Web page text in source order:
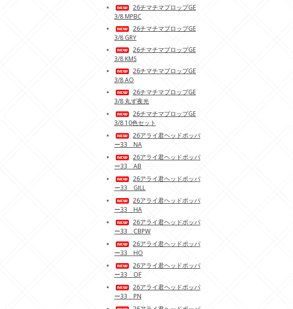
26チマチマプロップGE
3/8 MPBC
26チマチマプロップGE
3/8 GRY
26チマチマプロップGE
3/8 KMS
26チマチマプロップGE
3/8 AO
26チマチマプロップGE
3/8 丸ず夜光
26チマチマプロップGE
3/8 10色セット
26アライ君ヘッドポッパ
ー33 NA
26アライ君ヘッドポッパ
ー33 AB
26アライ君ヘッドポッパ
ー33 GILL
26アライ君ヘッドポッパ
ー33 HA
26アライ君ヘッドポッパ
ー33 CBPW
26アライ君ヘッドポッパ
ー33 HO
26アライ君ヘッドポッパ
ー33 OF
26アライ君ヘッドポッパ
ー33 PN